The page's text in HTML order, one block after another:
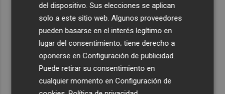
del dispositivo. Sus elecciones se aplican
solo a este sitio web. Algunos proveedores
pueden basarse en el interés legítimo en
lugar del consentimiento; tiene derecho a
oponerse enConfiguración de publicidad
Puede retirar su consentimiento en
cualquier momento enConfiguración de